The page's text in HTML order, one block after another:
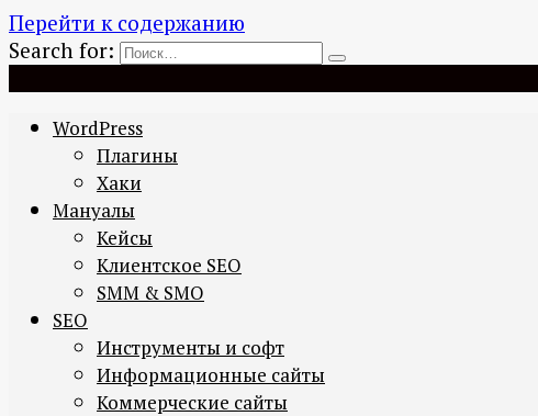
Перейти к содержанию
Search for:
WordPress
Плагины
Хаки
Мануалы
Кейсы
Клиентское SEO
SMM & SMO
SEO
Инструменты и софт
Информационные сайты
Коммерческие сайты